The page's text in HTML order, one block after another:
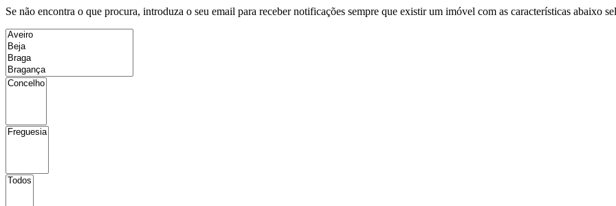
Se não encontra o que procura, introduza o seu email para receber notificações sempre que existir um imóvel com as características abaixo